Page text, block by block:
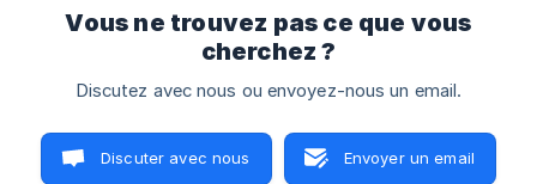
Vous ne trouvez pas ce que vous
cherchez ?
Discutez avec nous ou envoyez-nous un email.
Discuter avec nous Envoyer un email